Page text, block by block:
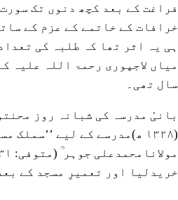
فراغت کے بعد کچھ دنوں تک
خرافات کے خاتمے کے عزم کے
سال تھی۔
بانیٔ مدرسہ کی شبانہ روز
(۱۳۲۸ ھ)مدرسے کے لیے
خریدلیا اور تعمیرِ مسجد کے